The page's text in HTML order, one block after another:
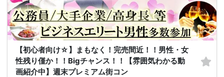
【初心者向け☆】まもなく！完売間近！！男性・女
性残り僅か！！Bigチャンス！！【雰囲気わかる動
画紹介中】週末プレミアム街コン